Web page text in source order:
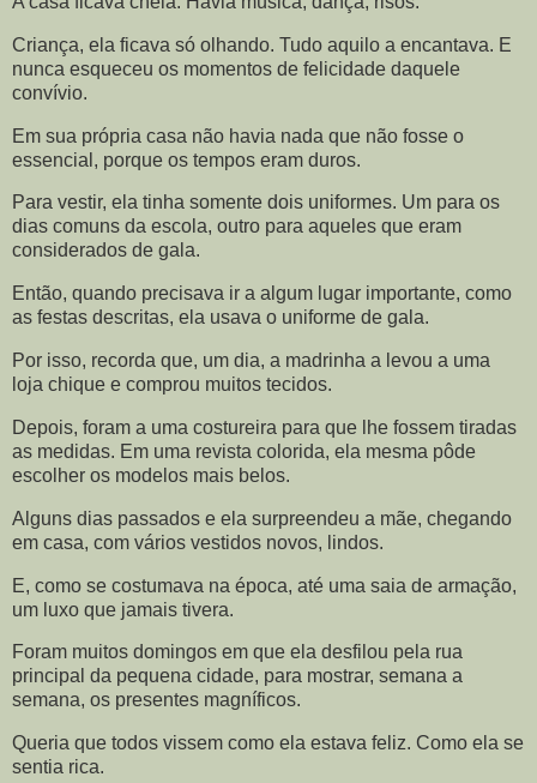
Criança, ela ficava só olhando. Tudo aquilo a encantava. E
nunca esqueceu os momentos de felicidade daquele
convívio.
Em sua própria casa não havia nada que não fosse o
essencial, porque os tempos eram duros.
Para vestir, ela tinha somente dois uniformes. Um para os
dias comuns da escola, outro para aqueles que eram
considerados de gala.
Então, quando precisava ir a algum lugar importante, como
as festas descritas, ela usava o uniforme de gala.
Por isso, recorda que, um dia, a madrinha a levou a uma
loja chique e comprou muitos tecidos.
Depois, foram a uma costureira para que lhe fossem tiradas
as medidas. Em uma revista colorida, ela mesma pôde
escolher os modelos mais belos.
Alguns dias passados e ela surpreendeu a mãe, chegando
em casa, com vários vestidos novos, lindos.
E, como se costumava na época, até uma saia de armação,
um luxo que jamais tivera.
Foram muitos domingos em que ela desfilou pela rua
principal da pequena cidade, para mostrar, semana a
semana, os presentes magníficos.
Queria que todos vissem como ela estava feliz. Como ela se
sentia rica.